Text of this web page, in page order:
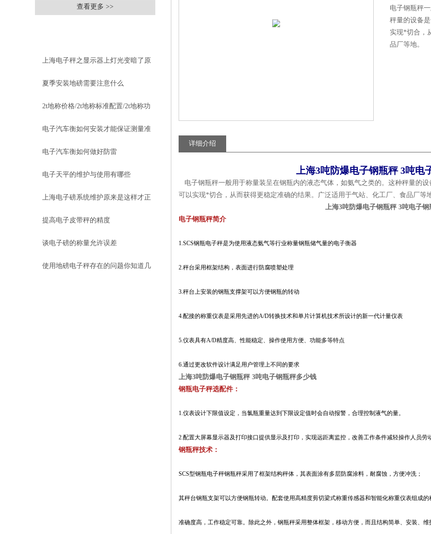
查看更多 >>
上海电子秤之显示器上灯光变暗了原
因
夏季安装地磅需要注意什么
2t地称价格/2t地称标准配置/2t地称功
能特点
电子汽车衡如何安装才能保证测量准
确
电子汽车衡如何做好防雷
电子天平的维护与使用有哪些
上海电子磅系统维护原来是这样才正
确
提高电子皮带秤的精度
谈电子磅的称量允许误差
使用地磅电子秤存在的问题你知道几
电子钢瓶秤
秤量的设备
实现*切合，
品厂等地。
详细介绍
上海3吨防爆电子钢瓶秤 3吨电
电子钢瓶秤一般用于称量装呈在钢瓶内的液态气体，如氨气之类的。这种秤量的
可以实现*切合，从而获得更稳定准确的结果。广泛适用于气站、化工厂、食品厂等
上海3吨防爆电子钢瓶秤 3吨电子
电子钢瓶秤简介
1.SCS钢瓶电子秤是为使用液态氨气等行业称量钢瓶储气量的电子衡器
2.秤台采用框架结构，表面进行防腐喷塑处理
3.秤台上安装的钢瓶支撑架可以方便钢瓶的转动
4.配接的称重仪表是采用先进的A/D转换技术和单片计算机技术所设计的新一代计量仪表
5.仪表具有A/D精度高、性能稳定、操作使用方便、功能多等特点
6.通过更改软件设计满足用户管理上不同的要求
上海3吨防爆电子钢瓶秤 3吨电子钢瓶秤多少钱
钢瓶电子秤选配件：
1.仪表设计下限值设定，当氯瓶重量达到下限设定值时会自动报警，合理控制液气的量。
2.配置大屏幕显示器及打印接口提供显示及打印，实现远距离监控，改善工作条件减轻操作人员劳
钢瓶秤技术：
SCS型钢瓶电子秤钢瓶秤采用了框架结构秤体，其表面涂有多层防腐涂料，耐腐蚀，方便冲洗；
其秤台钢瓶支架可以方便钢瓶转动。配套使用高精度剪切梁式称重传感器和智能化称重仪表组成的
准确度高，工作稳定可靠。除此之外，钢瓶秤采用整体框架，移动方便，而且结构简单、安装、维